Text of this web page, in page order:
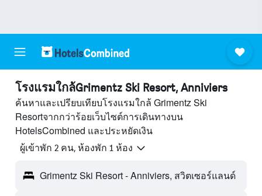
โรงแรมใกล้Grimentz Ski Resort, Anniviers
ค้นหาและเปรียบเทียบโรงแรมใกล้ Grimentz Ski
Resortจากกว่าร้อยเว็บไซต์การเดินทางบน
HotelsCombined และประหยัดเงิน
ผู้เข้าพัก 2 คน, ห้องพัก 1 ห้อง
Grimentz Ski Resort - Anniviers, สวิตเซอร์แลนด์